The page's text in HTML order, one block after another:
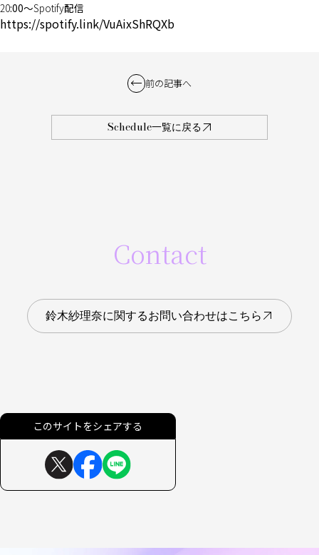
20:00〜Spotify配信
https://spotify.link/VuAixShRQXb
前の記事へ
Schedule一覧に戻る
Contact
鈴木紗理奈に関するお問い合わせはこちら
このサイトをシェアする